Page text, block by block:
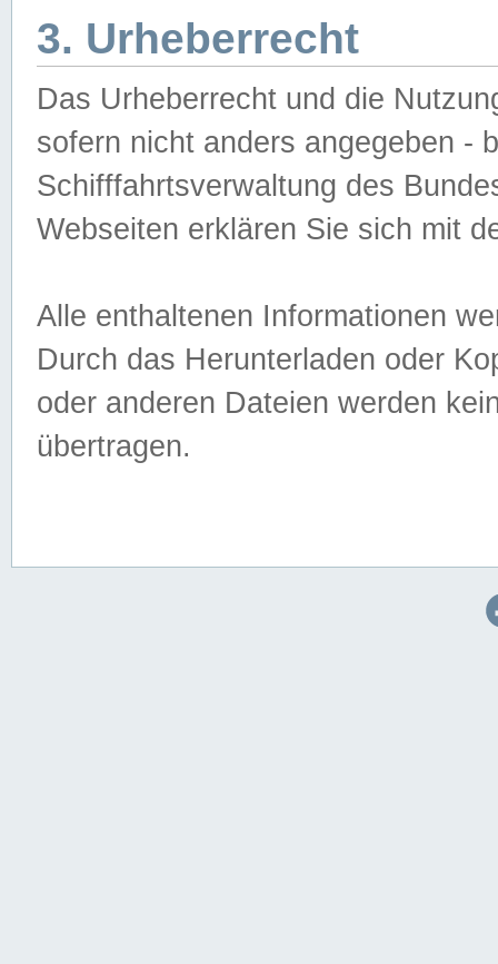
3. Urheberrecht
Das Urheberrecht und die
sofern nicht anders angegeben -
Schifffahrtsverwaltung des
Webseiten erklären Sie sich mit
Alle enthaltenen Informationen
Durch das Herunterladen oder
oder anderen Dateien werden
übertragen.